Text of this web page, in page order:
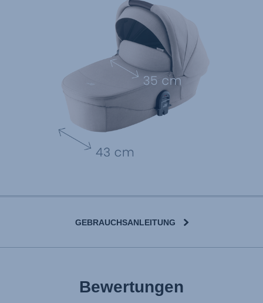
GEBRAUCHSANLEITUNG
Gebrauchsanleitung (Deutsch)
Bewertungen